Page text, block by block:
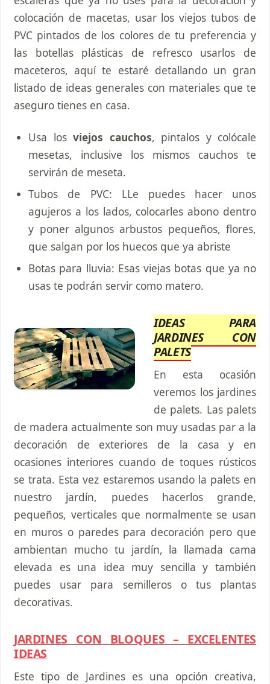
colocación de macetas, usar los viejos tubos de
PVC pintados de los colores de tu preferencia y
las botellas plásticas de refresco usarlos de
maceteros, aquí te estaré detallando un gran
listado de ideas generales con materiales que te
aseguro tienes en casa.
Usa losviejos cauchos, pintalos y colócale
mesetas, inclusive los mismos cauchos te
servirán de meseta.
Tubos de PVC: LLe puedes hacer unos
agujeros a los lados, colocarles abono dentro
y poner algunos arbustos pequeños, flores,
que salgan por los huecos que ya abriste
Botas para lluvia: Esas viejas botas que ya no
usas te podrán servir como matero.
IDEAS PARA
JARDINES CON
PALETS
En esta ocasión
veremos los jardines
de palets. Las palets
de madera actualmente son muy usadas par a la
decoración de exteriores de la casa y en
ocasiones interiores cuando de toques rústicos
se trata. Esta vez estaremos usando la palets en
nuestro jardín, puedes hacerlos grande,
pequeños, verticales que normalmente se usan
en muros o paredes para decoración pero que
ambientan mucho tu jardín, la llamada cama
elevada es una idea muy sencilla y también
puedes usar para semilleros o tus plantas
decorativas.
JARDINES CON BLOQUES – EXCELENTES
IDEAS
Este tipo de Jardines es una opción creativa,